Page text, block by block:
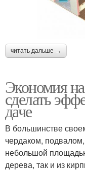
читать дальше →
Экономия
сделать
даче
В большинстве
чердаком,
небольшой
дерева, так и из